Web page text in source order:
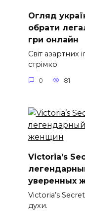
Огляд
обрати
гри онлайн
Світ азартних
стрімко
0 81
Victoria’s
уверенных
Victoria’s
духи.